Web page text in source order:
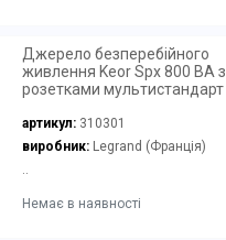
Джерело безперебійного
живлення Keor Spx 800 ВА з
розетками мультистандарт
артикул: 310301
виробник:Legrand (Франція)
..
Немає в наявності